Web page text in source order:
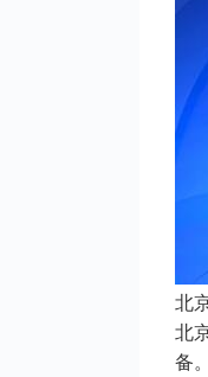
北
北
备